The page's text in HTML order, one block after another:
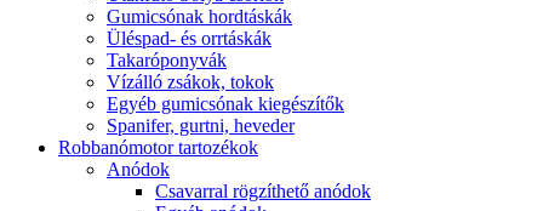
Gumicsónak hordtáskák
Üléspad- és orrtáskák
Takaróponyvák
Vízálló zsákok, tokok
Egyéb gumicsónak kiegészítők
Spanifer, gurtni, heveder
Robbanómotor tartozékok
Anódok
Csavarral rögzíthető anódok